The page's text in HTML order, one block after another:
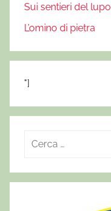
Sui sentieri del lupo
L’omino di pietra
"]
c